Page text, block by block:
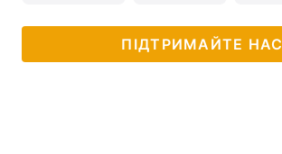
ПІДТРИМАЙТЕ НАС